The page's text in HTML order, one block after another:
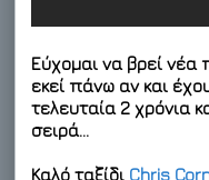
Εύχομαι να βρεί
εκεί πάνω αν και
τελευταία 2 χρόνια
σειρά…
Καλό ταξίδι Chris